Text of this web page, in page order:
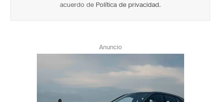
acuerdo de Política de privacidad.
Anuncio